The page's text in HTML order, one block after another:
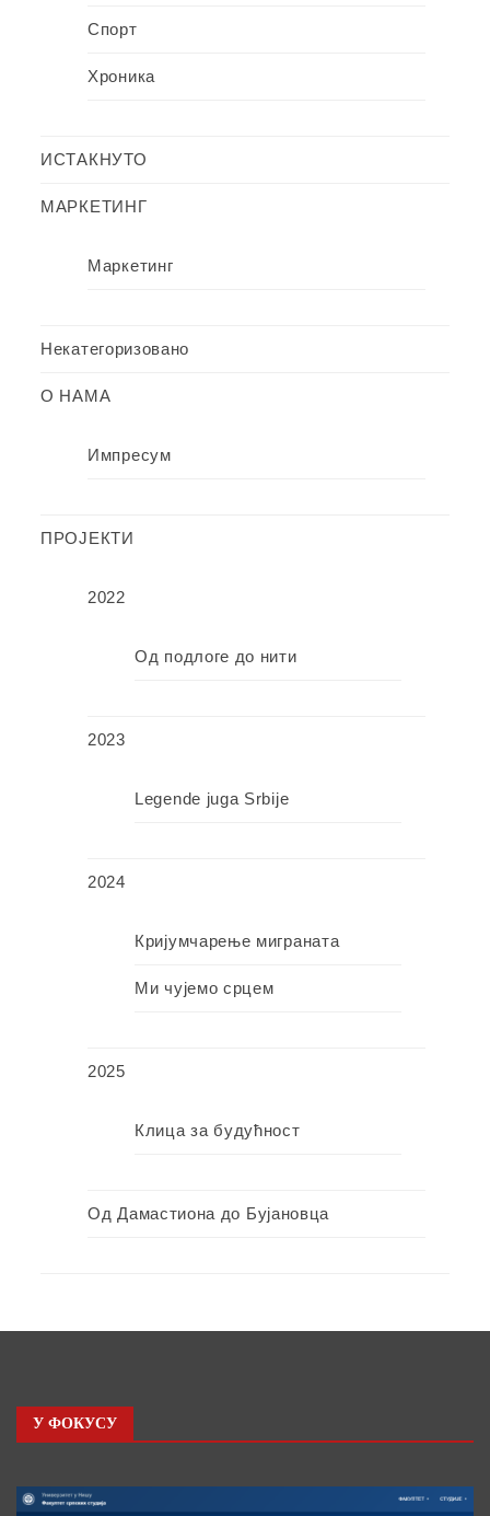
Спорт
Хроника
ИСТАКНУТО
МАРКЕТИНГ
Маркетинг
Некатегоризовано
О НАМА
Импресум
ПРОЈЕКТИ
2022
Од подлоге до нити
2023
Legende juga Srbije
2024
Кријумчарење миграната
Ми чујемо срцем
2025
Клица за будућност
Од Дамастиона до Бујановца
У ФОКУСУ